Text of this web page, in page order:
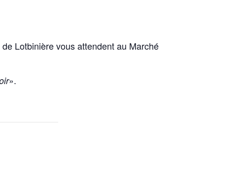
Lotbinière vous attendent au Marché
».